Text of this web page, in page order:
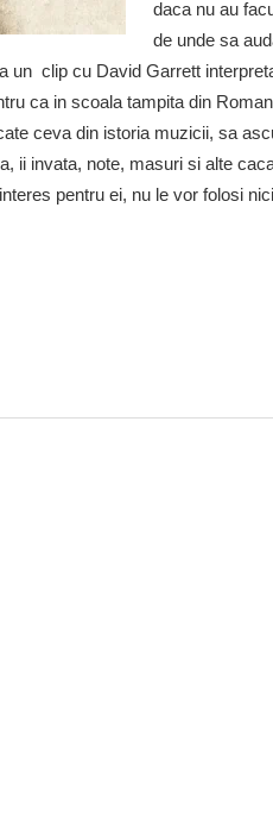
daca nu au
de unde sa
un clip cu David Garrett
ca in scoala tampita din
ceva din istoria muzicii, sa
ii invata, note, masuri si alte
pentru ei, nu le vor folosi